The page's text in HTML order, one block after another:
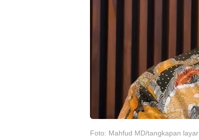
Foto: Mahfud MD/tangkapan layar